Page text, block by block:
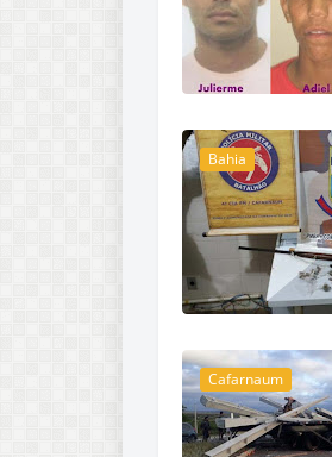
Bahia
Cafarnaum